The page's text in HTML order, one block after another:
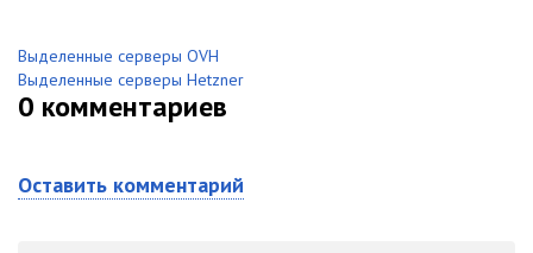
Выделенные серверы OVH
Выделенные серверы Hetzner
0 комментариев
Оставить комментарий